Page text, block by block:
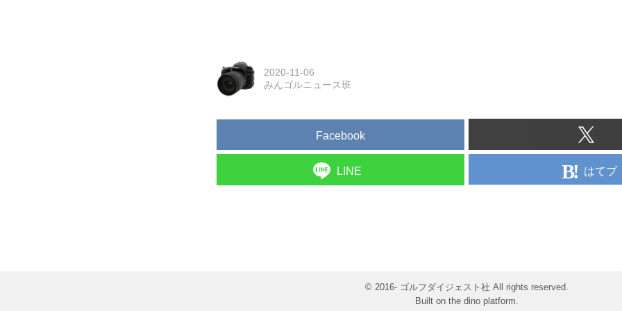
2020-11-06
みんゴルニュース班
Facebook
LINE はてブ
© 2016- ゴルフダイジェスト社 All rights reserved.
Built on the dino platform